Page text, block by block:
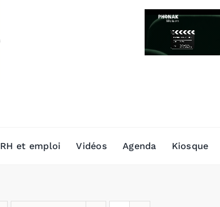
RH et emploi Vidéos Agenda Kiosque